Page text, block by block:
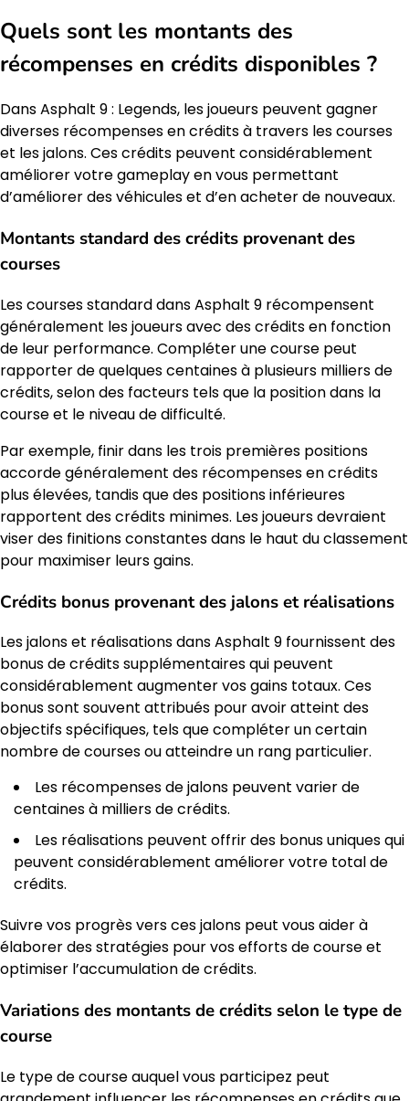
Quels sont les montants des
récompenses en crédits disponibles ?
Dans Asphalt 9 : Legends, les joueurs peuvent gagner
diverses récompenses en crédits à travers les courses
et les jalons. Ces crédits peuvent considérablement
améliorer votre gameplay en vous permettant
d’améliorer des véhicules et d’en acheter de nouveaux.
Montants standard des crédits provenant des
courses
Les courses standard dans Asphalt 9 récompensent
généralement les joueurs avec des crédits en fonction
de leur performance. Compléter une course peut
rapporter de quelques centaines à plusieurs milliers de
crédits, selon des facteurs tels que la position dans la
course et le niveau de difficulté.
Par exemple, finir dans les trois premières positions
accorde généralement des récompenses en crédits
plus élevées, tandis que des positions inférieures
rapportent des crédits minimes. Les joueurs devraient
viser des finitions constantes dans le haut du classement
pour maximiser leurs gains.
Crédits bonus provenant des jalons et réalisations
Les jalons et réalisations dans Asphalt 9 fournissent des
bonus de crédits supplémentaires qui peuvent
considérablement augmenter vos gains totaux. Ces
bonus sont souvent attribués pour avoir atteint des
objectifs spécifiques, tels que compléter un certain
nombre de courses ou atteindre un rang particulier.
Les récompenses de jalons peuvent varier de
centaines à milliers de crédits.
Les réalisations peuvent offrir des bonus uniques qui
peuvent considérablement améliorer votre total de
crédits.
Suivre vos progrès vers ces jalons peut vous aider à
élaborer des stratégies pour vos efforts de course et
optimiser l’accumulation de crédits.
Variations des montants de crédits selon le type de
course
Le type de course auquel vous participez peut